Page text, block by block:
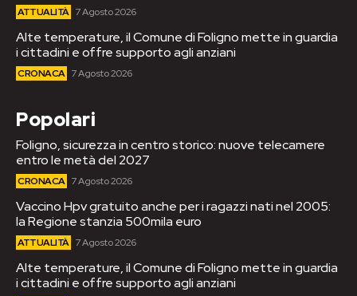
ATTUALITÀ 7 Agosto 2026
Alte temperature, il Comune di Foligno mette in guardia
i cittadini e offre supporto agli anziani
CRONACA 7 Agosto 2026
Popolari
Foligno, sicurezza in centro storico: nuove telecamere
entro le metà del 2027
CRONACA 7 Agosto 2026
Vaccino Hpv gratuito anche per i ragazzi nati nel 2005:
la Regione stanzia 500mila euro
ATTUALITÀ 7 Agosto 2026
Alte temperature, il Comune di Foligno mette in guardia
i cittadini e offre supporto agli anziani